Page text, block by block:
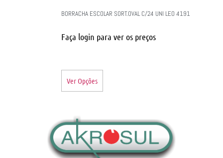
BORRACHA ESCOLAR SORT.OVAL C/24 UNI LEO 4191
Faça login para ver os preços
Ver Opções